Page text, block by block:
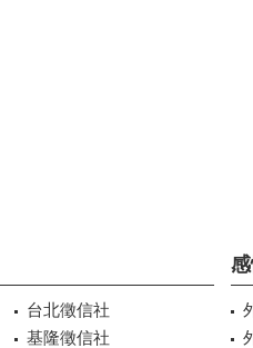
台北徵信社
基隆徵信社